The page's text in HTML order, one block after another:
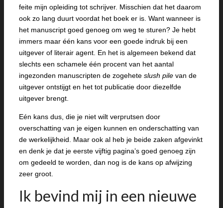
feite mijn opleiding tot schrijver. Misschien dat het daarom
ook zo lang duurt voordat het boek er is. Want wanneer is
het manuscript goed genoeg om weg te sturen? Je hebt
immers maar één kans voor een goede indruk bij een
uitgever of literair agent. En het is algemeen bekend dat
slechts een schamele één procent van het aantal
ingezonden manuscripten de zogehete slush pile van de
uitgever ontstijgt en het tot publicatie door diezelfde
uitgever brengt.
Eén kans dus, die je niet wilt verprutsen door
overschatting van je eigen kunnen en onderschatting van
de werkelijkheid. Maar ook al heb je beide zaken afgevinkt
en denk je dat je eerste vijftig pagina’s goed genoeg zijn
om gedeeld te worden, dan nog is de kans op afwijzing
zeer groot.
Ik bevind mij in een nieuwe